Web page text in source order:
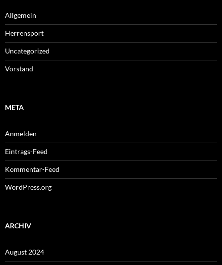
Allgemein
Herrensport
Uncategorized
Vorstand
META
Anmelden
Eintrags-Feed
Kommentar-Feed
WordPress.org
ARCHIV
August 2024